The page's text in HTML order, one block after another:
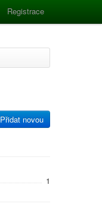
Registrace
Přidat novou
1